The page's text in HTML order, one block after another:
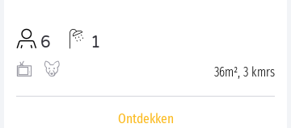
6 1
36m², 3 kmrs
Ontdekken